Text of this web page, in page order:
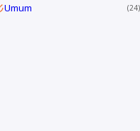
Umum 24